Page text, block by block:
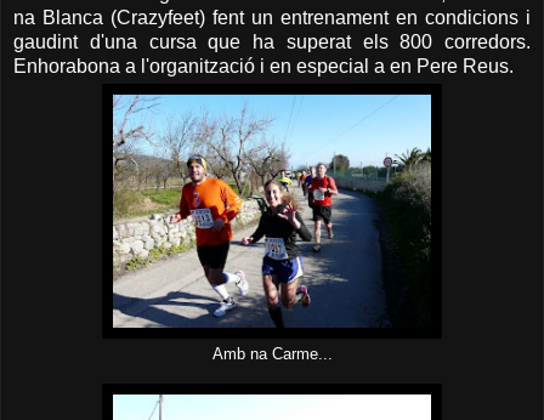
na Blanca (Crazyfeet) fent un entrenament en condicions i
gaudint d'una cursa que ha superat els 800 corredors.
Enhorabona a l'organització i en especial a en Pere Reus.
Amb na Carme...